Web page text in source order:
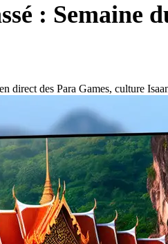
: Semaine
direct des Para Games, culture